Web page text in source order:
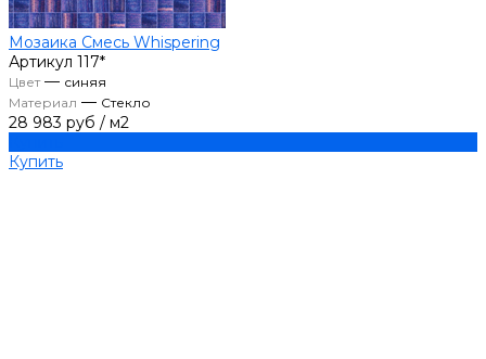
Мозаика Смесь Whispering
Артикул 117*
Цвет— синяя
Материал — Стекло
28 983 руб / м2
Купить